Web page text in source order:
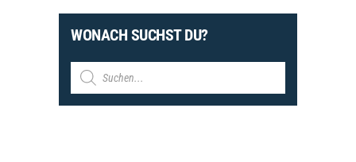
WONACH SUCHST DU?
Products
search